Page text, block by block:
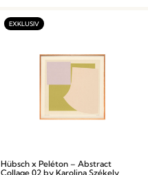
Hübsch x Peléton – Abstract
Collage 02 by Karolina Székely